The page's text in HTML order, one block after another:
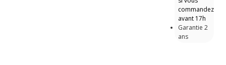
commandez
avant 17h
Garantie 2
ans